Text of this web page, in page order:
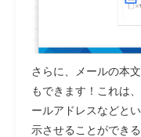
さらに、
メールの本
もできます！ これは
ールアドレスなどと
示させることができる